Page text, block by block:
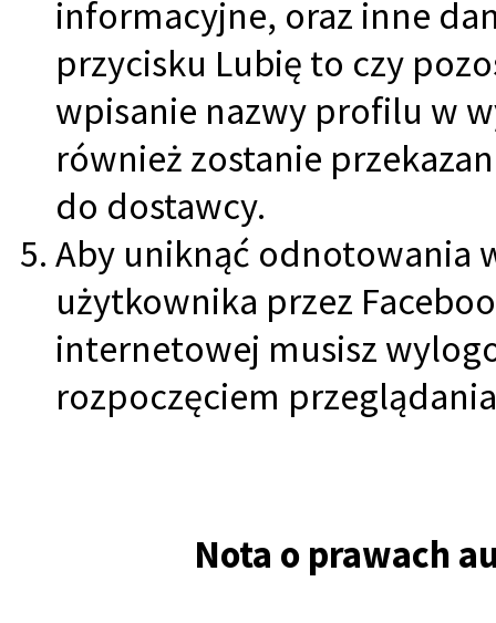
informacyjne, oraz inne
przycisku Lubię to czy
wpisanie nazwy profilu w
również zostanie
do dostawcy.
Aby uniknąć odnotowania
użytkownika przez
internetowej musisz
rozpoczęciem
Nota o prawach